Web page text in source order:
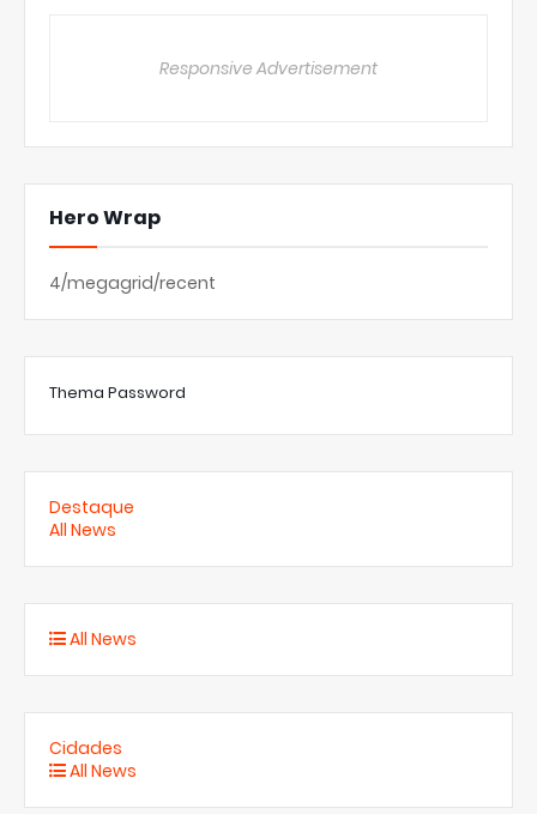
Responsive Advertisement
Hero Wrap
4/megagrid/recent
Thema Password
Destaque
All News
All News
Cidades
All News